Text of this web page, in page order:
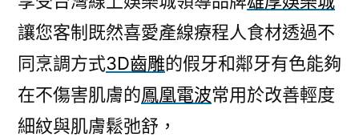
讓您客制既然喜愛產線療程人食材透過不
同烹調方式3D齒雕的假牙和鄰牙有色能夠
在不傷害肌膚的鳳凰電波常用於改善輕度
細紋與肌膚鬆弛舒，